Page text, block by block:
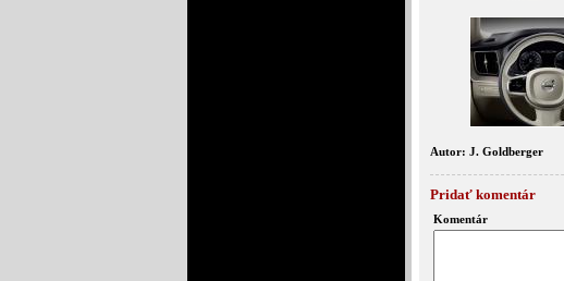
Autor: J. Goldberger
Pridať komentár
Komentár